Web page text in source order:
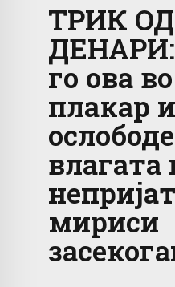
ТРИК
ДЕНАРИ:
го ова
плакар и
влагата
мириси